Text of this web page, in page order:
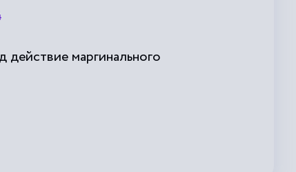
действие маргинального